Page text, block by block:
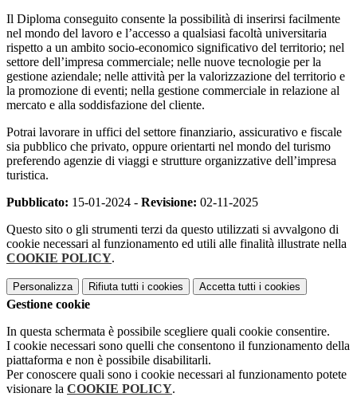
Il Diploma conseguito consente la possibilità di inserirsi facilmente
nel mondo del lavoro e l’accesso a qualsiasi facoltà universitaria
rispetto a un ambito socio-economico significativo del territorio; nel
settore dell’impresa commerciale; nelle nuove tecnologie per la
gestione aziendale; nelle attività per la valorizzazione del territorio e
la promozione di eventi; nella gestione commerciale in relazione al
mercato e alla soddisfazione del cliente.
Potrai lavorare in uffici del settore finanziario, assicurativo e fiscale
sia pubblico che privato, oppure orientarti nel mondo del turismo
preferendo agenzie di viaggi e strutture organizzative dell’impresa
turistica.
Pubblicato: 15-01-2024 - Revisione: 02-11-2025
Questo sito o gli strumenti terzi da questo utilizzati si avvalgono di
cookie necessari al funzionamento ed utili alle finalità illustrate nella
COOKIE POLICY.
Personalizza Rifiuta tutti i cookies Accetta tutti i cookies
Gestione cookie
In questa schermata è possibile scegliere quali cookie consentire.
I cookie necessari sono quelli che consentono il funzionamento della
piattaforma e non è possibile disabilitarli.
Per conoscere quali sono i cookie necessari al funzionamento potete
visionare la COOKIE POLICY.